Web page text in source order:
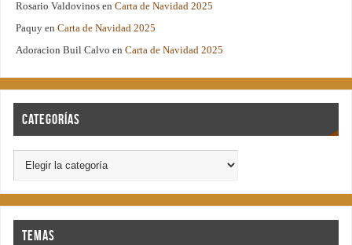
Rosario Valdovinos enCarta de Navidad 2025
Paquy enCarta de Navidad 2025
Adoracion Buil Calvo enCarta de Navidad 2025
Categorías
Temas